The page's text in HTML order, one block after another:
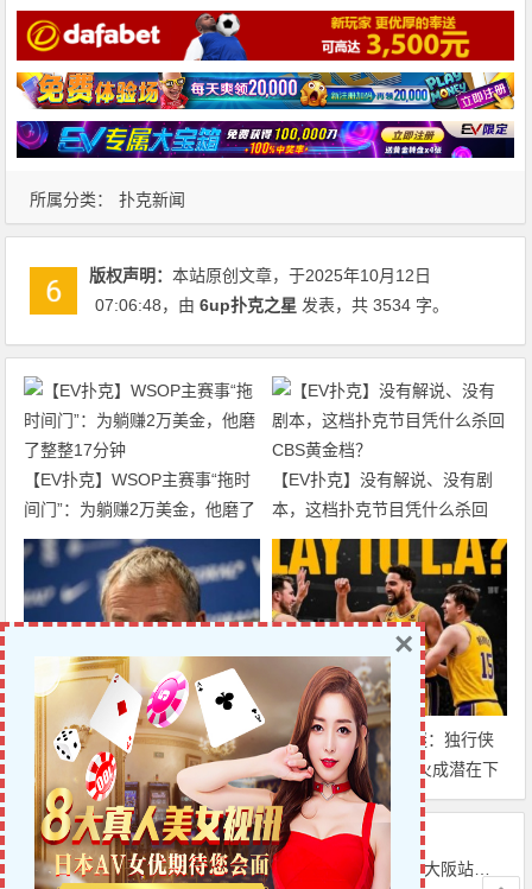
所属分类： 扑克新闻
版权声明：本站原创文章，于2025年10月12日
07:06:48，由6up扑克之星 发表，共 3534 字。
【EV扑克】WSOP主赛事“拖时
间门”：为躺赚2万美金，他磨了
整整17分钟
【EV扑克】没有解说、没有剧
本，这档扑克节目凭什么杀回
CBS黄金档？
迈博体育 巴萨中场竞争白热
化：卡萨多彻底沦为边缘人，沙
特高薪邀约引发去留两难
克莱·汤普森去向成谜：独行侠
有意交易，湖人&热火成潜在下
家，大发体育助力你的致富之
路！
上一篇
迈博体育：阿莫林赢了！曼联重返欧冠
下一篇
【EV扑克】USOP大阪站：中国玩家杨鹏收获佳绩，称日本赛事为“高EV修炼场”
×